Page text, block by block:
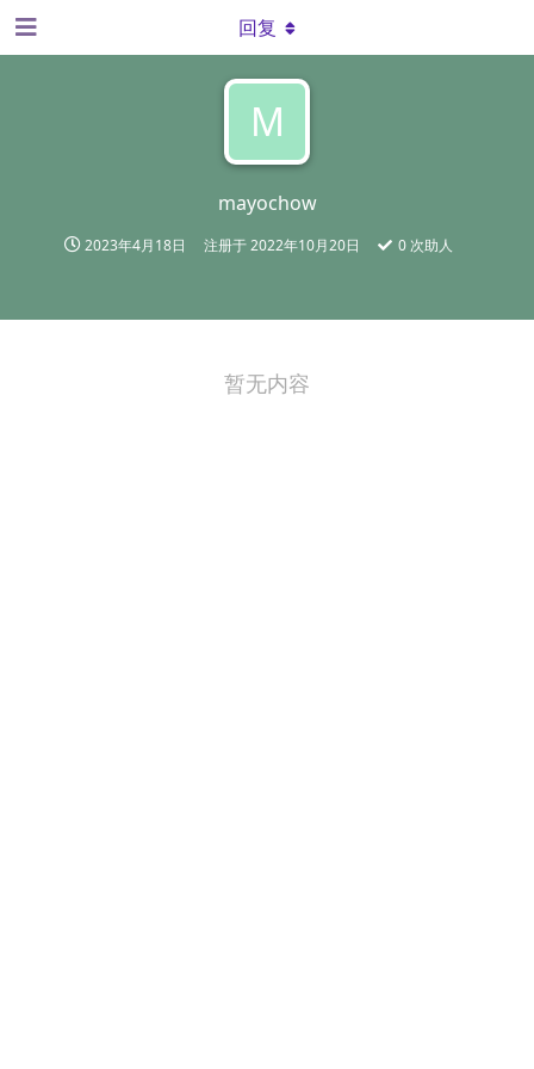
M
mayochow
2023年4月18日 注册于2022年10月20日 0次助人
回复
暂无内容